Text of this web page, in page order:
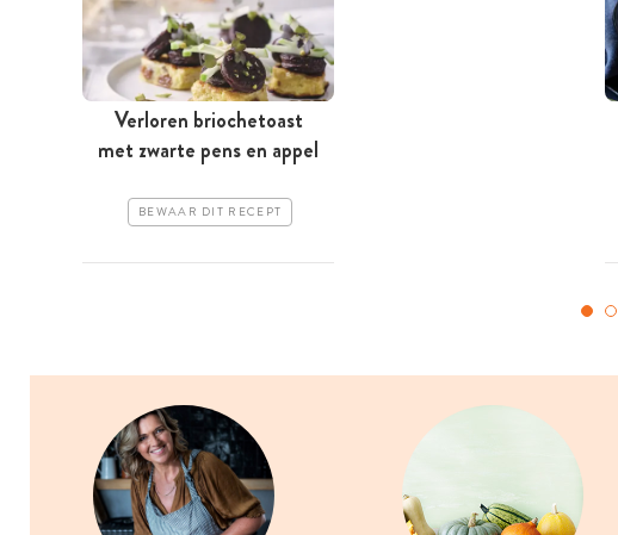
Verloren briochetoast
met zwarte pens en appel
BEWAAR DIT RECEPT